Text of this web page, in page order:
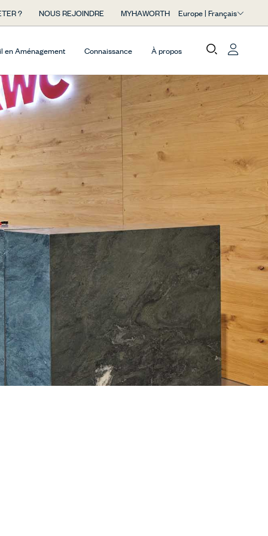
? NOUS REJOINDRE MYHAWORTH Europe | Français
en Aménagement Connaissance À propos